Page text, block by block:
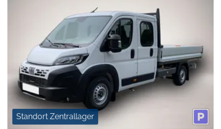
Standort Zentrallager